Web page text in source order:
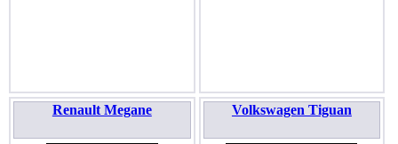
Renault Megane Volkswagen Tiguan